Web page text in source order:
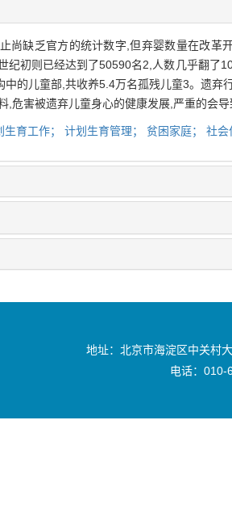
尚缺乏官方的统计数字,但弃婴数量在改革
纪初则已经达到了50590名2,人数几乎翻了
中的儿童部,共收养5.4万名孤残儿童3。遗
,危害被遗弃儿童身心的健康发展,严重的会
育工作； 计划生育管理； 贫困家庭； 社
地址：北京市海淀区中关村
电话：